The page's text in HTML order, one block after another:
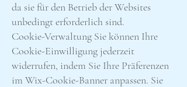
da sie für den Betrieb der Websites
unbedingt erforderlich sind.
Cookie-Verwaltung Sie können Ihre
Cookie-Einwilligung jederzeit
widerrufen, indem Sie Ihre Präferenzen
im Wix-Cookie-Banner anpassen. Sie